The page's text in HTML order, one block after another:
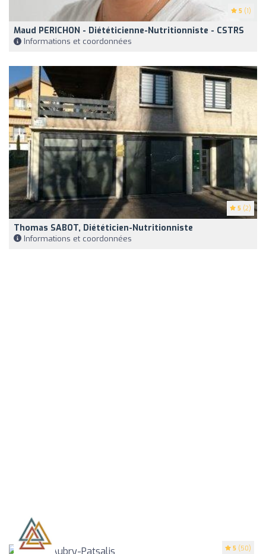
5 (1)
Maud PERICHON - Diététicienne-Nutritionniste - CSTRS
Informations et coordonnées
5 (2)
Thomas SABOT, Diététicien-Nutritionniste
Informations et coordonnées
5 (50)